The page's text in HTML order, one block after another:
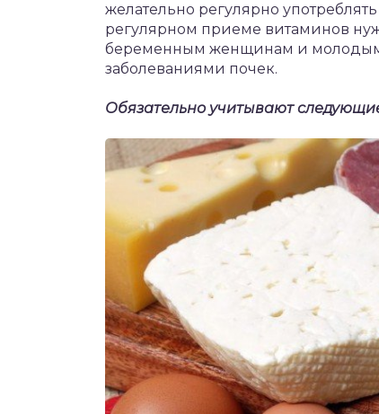
желательно регулярно
регулярном приеме витаминов
беременным женщинам и
заболеваниями почек.
Обязательно учитывают